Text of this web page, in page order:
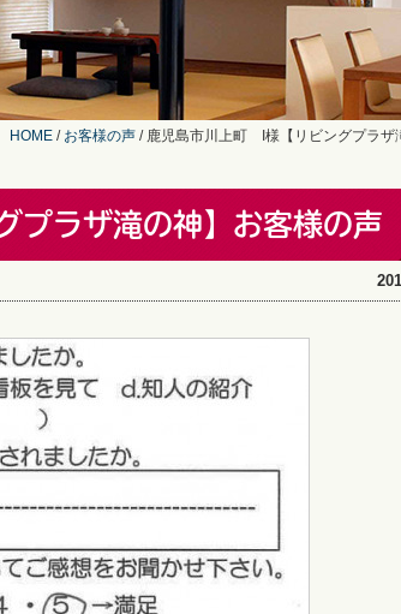
HOME / お客様の声 / 鹿児島市川上町 I様【リビングプラザ
プラザ滝の神】お客様の声